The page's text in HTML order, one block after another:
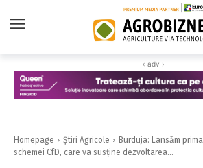
‹ adv ›
Homepage Știri Agricole
Burduja: Lansăm
schemei CfD, care va susţine dezvoltarea...